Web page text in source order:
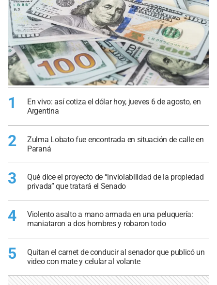
1
En vivo: así cotiza el dólar hoy, jueves 6 de agosto, en
Argentina
2
Zulma Lobato fue encontrada en situación de calle en
Paraná
3
Qué dice el proyecto de “inviolabilidad de la propiedad
privada” que tratará el Senado
4
Violento asalto a mano armada en una peluquería:
maniataron a dos hombres y robaron todo
5
Quitan el carnet de conducir al senador que publicó un
video con mate y celular al volante